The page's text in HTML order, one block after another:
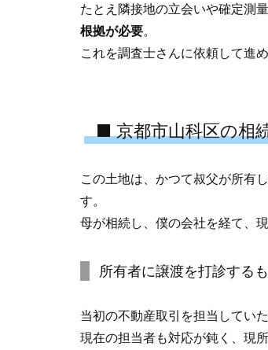
たとえ隣接地の立会いや確定測
根拠が必要。
これを調査士さんに依頼して進め
■ 京都市山科区の相
この土地は、かつて叔父が所有
す。
母が相続し、僕の会社を経て、
所有者に譲渡を打診する
当初の不動産取引を担当してい
現在の担当者も対応が鈍く、現